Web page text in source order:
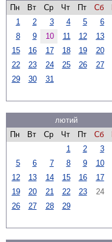
Пн
Вт Ср Чт Пт Сб
1
2 3 4 5 6
8
9 10 11 12 13
15
16 17 18 19 20
22
23 24 25 26 27
29
30 31
лютий
Пн
Вт Ср Чт Пт Сб
1
2 3
5
6 7 8 9 10
12
13 14 15 16 17
19
20 21 22 23 24
26
27 28 29